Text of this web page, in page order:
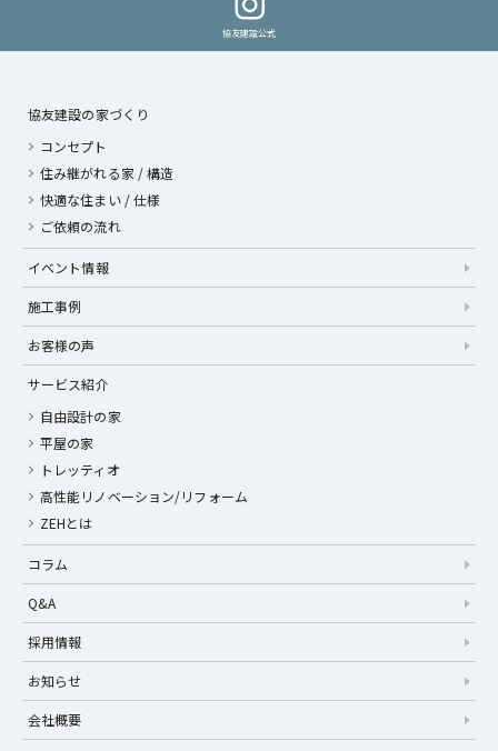
協友建設公式
協友建設の家づくり
コンセプト
住み継がれる家 / 構造
快適な住まい / 仕様
ご依頼の流れ
イベント情報
施工事例
お客様の声
サービス紹介
自由設計の家
平屋の家
トレッティオ
高性能リノベーション/リフォーム
ZEHとは
コラム
Q&A
採用情報
お知らせ
会社概要